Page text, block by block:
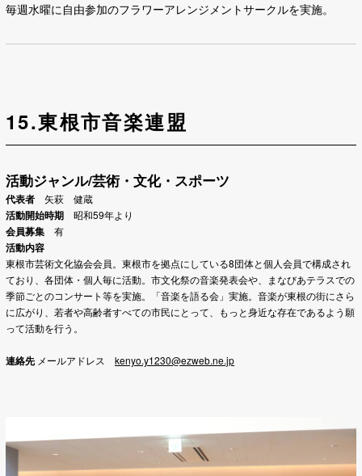
毎週水曜に自由参加のフラワーアレンジメントサークルを実施。
15.東根市音楽連盟
活動ジャンル/芸術・文化・スポーツ
代表者 矢萩 健蔵
活動開始時期 昭和59年より
会員募集 有
活動内容
東根市芸術文化協会会員。東根市を拠点にしている8団体と個人会員で構成され
ており、各団体・個人毎に活動。 市文化祭の音楽発表会や、まなびあテラスでの
季節ごとのコンサート等を実施。「音楽を語る会」実施。音楽が東根の街にさら
に広がり、若者や高齢者すべての市民にとって、もっと身近な存在であるよう願
って活動を行う。
連絡先 メールアドレス kenyo.y1230@ezweb.ne.jp